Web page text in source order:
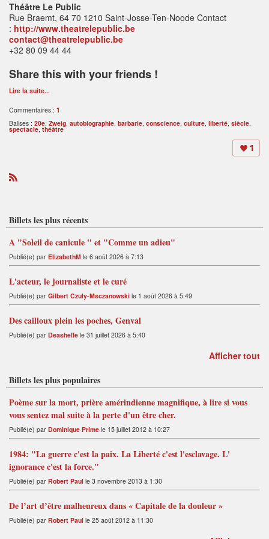
Théâtre Le Public
Rue Braemt, 64 70 1210 Saint-Josse-Ten-Noode Contact
: http://www.theatrelepublic.be
contact@theatrelepublic.be
+32 80 09 44 44
Share this with your friends !
Lire la suite...
Commentaires : 1
Balises : 20e, Zweig, autobiographie, barbarie, conscience, culture, liberté, siècle,
spectacle, théâtre
1
Billets les plus récents
A "Soleil de canicule " et "Comme un adieu"
Publié(e) par ElizabethM le 6 août 2026 à 7:13
L'acteur, le journaliste et le curé
Publié(e) par Gilbert Czuly-Msczanowski le 1 août 2026 à 5:49
Des cailloux plein les poches, Genval
Publié(e) par Deashelle le 31 juillet 2026 à 5:40
Afficher tout
Billets les plus populaires
Poème sur la mort, prière amérindienne magnifique, à lire si vous
vous sentez mal suite à la perte d'un être cher.
Publié(e) par Dominique Prime le 15 juillet 2012 à 10:27
1984: "La guerre c'est la paix. La Liberté c'est l'esclavage. L'
ignorance c'est la force."
Publié(e) par Robert Paul le 3 novembre 2013 à 1:30
De l’art d’être malheureux dans « Capitale de la douleur »
Publié(e) par Robert Paul le 25 août 2012 à 11:30